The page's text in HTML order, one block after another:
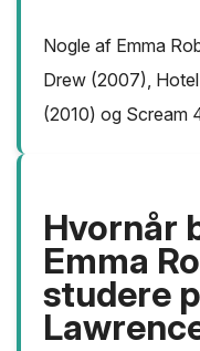
Nogle af Emma
Drew (2007),
(2010) og Scream
Hvornår
Emma
studere